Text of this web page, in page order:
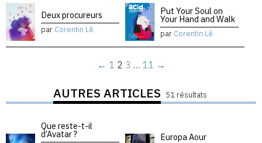
Deux procureurs
par Corentin Lê
Put Your Soul on
Your Hand and Walk
par Corentin Lê
← 1 2 3 … 11 →
AUTRES ARTICLES 51 résultats
Que reste-t-il
d’Avatar ? Europa Aour